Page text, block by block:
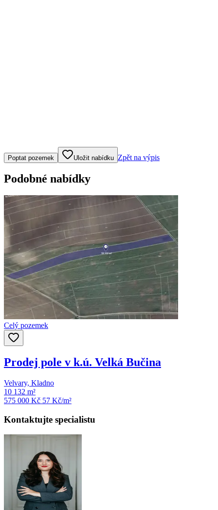
Klepněte nebo klikněte pro ovládání mapy
Poptat pozemek Uložit nabídku Zpět na výpis
Podobné nabídky
Celý pozemek
Prodej pole v k.ú. Velká Bučina
Velvary, Kladno
10 132 m²
575 000 Kč 57 Kč/m²
Kontaktujte specialistu